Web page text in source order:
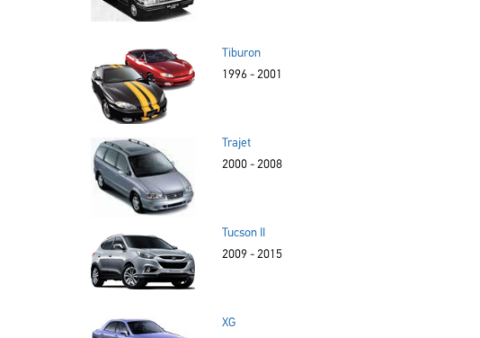
Tiburon
1996 - 2001
Trajet
2000 - 2008
Tucson II
2009 - 2015
XG